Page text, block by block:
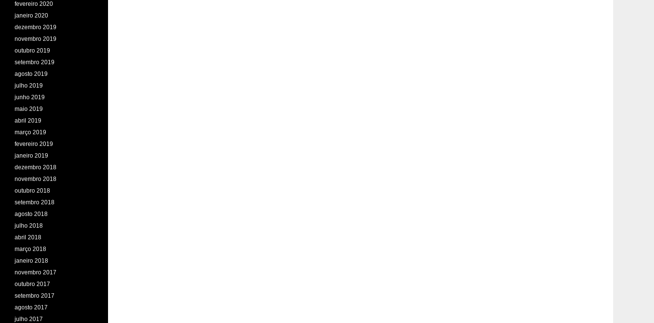
fevereiro 2020
janeiro 2020
dezembro 2019
novembro 2019
outubro 2019
setembro 2019
agosto 2019
julho 2019
junho 2019
maio 2019
abril 2019
março 2019
fevereiro 2019
janeiro 2019
dezembro 2018
novembro 2018
outubro 2018
setembro 2018
agosto 2018
julho 2018
abril 2018
março 2018
janeiro 2018
novembro 2017
outubro 2017
setembro 2017
agosto 2017
julho 2017